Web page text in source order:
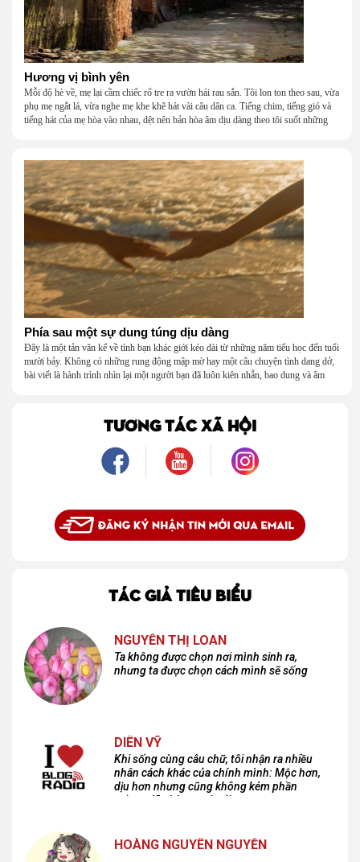
Hương vị bình yên
Mỗi độ hè về, mẹ lại cầm chiếc rổ tre ra vườn hái rau sắn. Tôi lon ton theo sau, vừa
phụ mẹ ngắt lá, vừa nghe mẹ khe khẽ hát vài câu dân ca. Tiếng chim, tiếng gió và
tiếng hát của mẹ hòa vào nhau, dệt nên bản hòa âm dịu dàng theo tôi suốt những
Phía sau một sự dung túng dịu dàng
Đây là một tản văn kể về tình bạn khác giới kéo dài từ những năm tiểu học đến tuổi
mười bảy. Không có những rung động mập mờ hay một câu chuyện tình dang dở,
bài viết là hành trình nhìn lại một người bạn đã luôn kiên nhẫn, bao dung và âm
là một mối tình, mà là một người luôn cho tôi quyền được là chính mình.
TƯƠNG TÁC XÃ HỘI
TÁC GIẢ TIÊU BIỂU
NGUYỄN THỊ LOAN
Ta không được chọn nơi mình sinh ra,
nhưng ta được chọn cách mình sẽ sống
DIÊN VỸ
Khi sống cùng câu chữ, tôi nhận ra nhiều
nhân cách khác của chính mình: Mộc hơn,
dịu hơn nhưng cũng không kém phần
cuồng dã và hoang hoải...
HOÀNG NGUYÊN NGUYỄN